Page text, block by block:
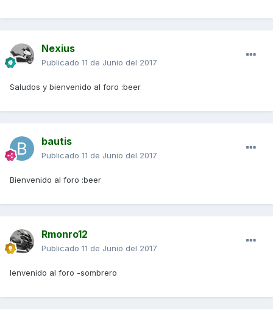
Nexius
Publicado 11 de Junio del 2017
Saludos y bienvenido al foro :beer
bautis
Publicado 11 de Junio del 2017
Bienvenido al foro :beer
Rmonro12
Publicado 11 de Junio del 2017
Ienvenido al foro -sombrero